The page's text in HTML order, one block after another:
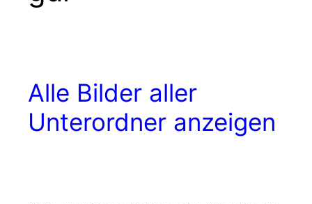
Alle Bilder aller
Unterordner anzeigen